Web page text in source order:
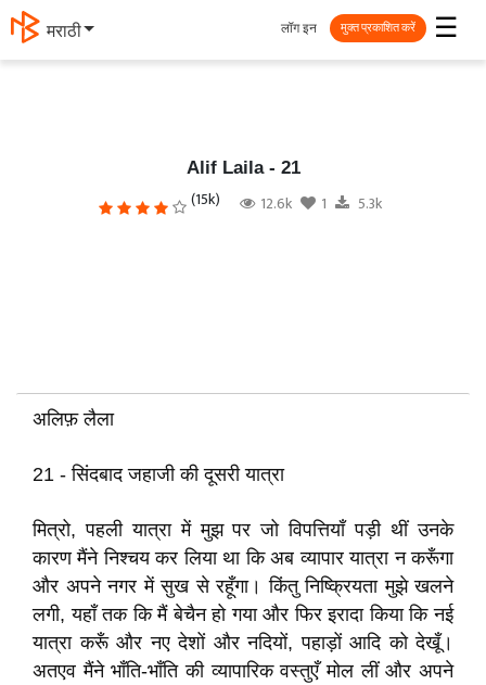
मराठी ☰
लॉग इन मुक्त प्रकाशित करें
Alif Laila - 21
(15k) 12.6k 1 5.3k
अलिफ़ लैला
21 - सिंदबाद जहाजी की दूसरी यात्रा
मित्रो, पहली यात्रा में मुझ पर जो विपत्तियाँ पड़ी थीं उनके
कारण मैंने निश्चय कर लिया था कि अब व्यापार यात्रा न करूँगा
और अपने नगर में सुख से रहूँगा। किंतु निष्क्रियता मुझे खलने
लगी, यहाँ तक कि मैं बेचैन हो गया और फिर इरादा किया कि नई
यात्रा करूँ और नए देशों और नदियों, पहाड़ों आदि को देखूँ।
अतएव मैंने भाँति-भाँति की व्यापारिक वस्तुएँ मोल लीं और अपने